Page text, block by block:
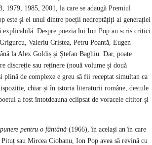
1985, 2001, la care se adaugă Premiul
este și el unul dintre poeții nedreptățiți ai generației
explicabilă. Despre poezia lui Ion Pop au scris critici
Valeriu Cristea, Petru Poantă, Eugen
la Alex Goldiș și Ștefan Baghiu. Dar, poate
discreție sau reținere (nouă volume și două
de complexe e greu să fii receptat simultan ca
chiar și în istoria literaturii române, destule
a fost întotdeauna eclipsat de voracele cititor și
pentru o fântână (1966), în același an în care
sau Mircea Ciobanu, Ion Pop avea să revină cu